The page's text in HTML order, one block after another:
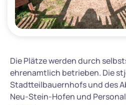
Die Plätze werden durch
ehrenamtlich betrieben. Die
Stadtteilbauernhofs und des
Neu-Stein-Hofen und